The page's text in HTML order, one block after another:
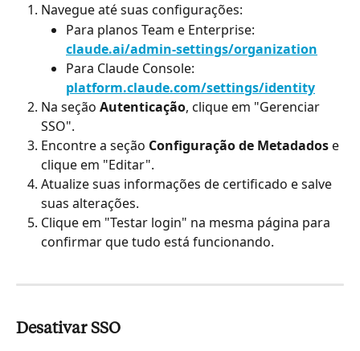
Navegue até suas configurações:
Para planos Team e Enterprise:
claude.ai/admin-settings/organization
Para Claude Console:
platform.claude.com/settings/identity
Na seção Autenticação, clique em "Gerenciar
SSO".
Encontre a seção Configuração de Metadados e
clique em "Editar".
Atualize suas informações de certificado e salve
suas alterações.
Clique em "Testar login" na mesma página para
confirmar que tudo está funcionando.
Desativar SSO